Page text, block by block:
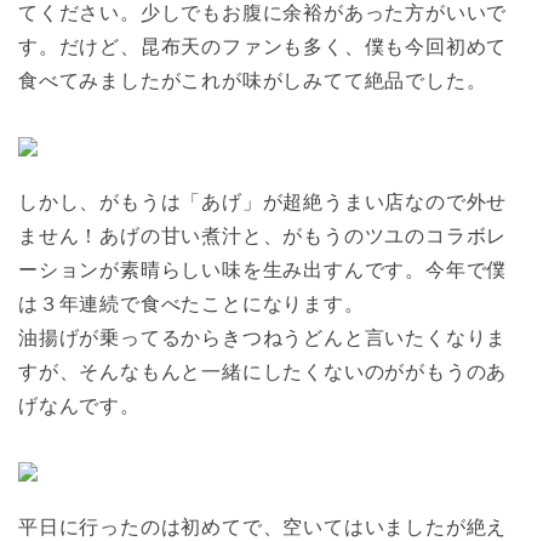
てください。少しでもお腹に余裕があった方がいいで
す。だけど、昆布天のファンも多く、僕も今回初めて
食べてみましたがこれが味がしみてて絶品でした。
しかし、がもうは「あげ」が超絶うまい店なので外せ
ません！あげの甘い煮汁と、がもうのツユのコラボレ
ーションが素晴らしい味を生み出すんです。今年で僕
は３年連続で食べたことになります。
油揚げが乗ってるからきつねうどんと言いたくなりま
すが、そんなもんと一緒にしたくないのががもうのあ
げなんです。
平日に行ったのは初めてで、空いてはいましたが絶え